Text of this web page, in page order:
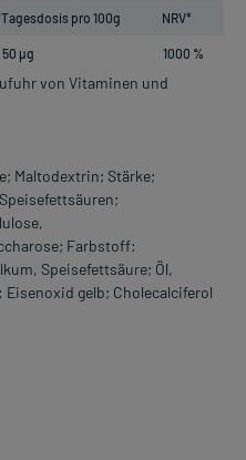
Tagesdosis pro 100g NRV*
50 µg 1000 %
von Vitaminen und
Maltodextrin; Stärke;
Farbstoff:
Speisefettsäure; Öl,
gelb; Cholecalciferol